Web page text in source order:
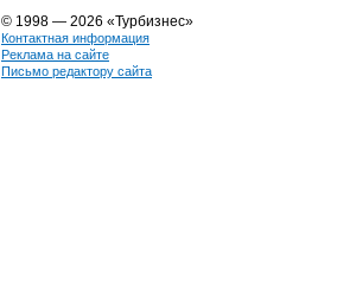
© 1998 — 2026 «Турбизнес»
Контактная информация
Реклама на сайте
Письмо редактору сайта